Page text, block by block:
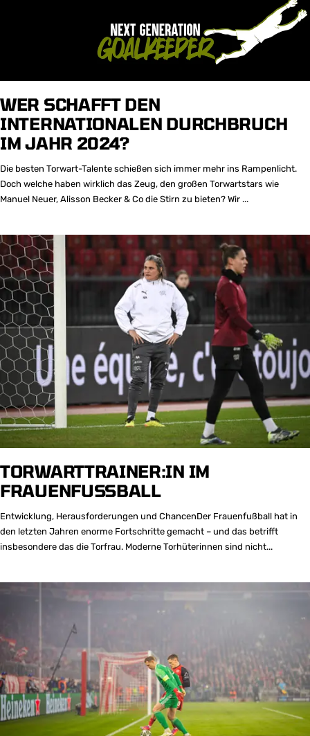
WER SCHAFFT DEN
INTERNATIONALEN DURCHBRUCH
IM JAHR 2024?
Die besten Torwart-Talente schießen sich immer mehr ins Rampenlicht.
Doch welche haben wirklich das Zeug, den großen Torwartstars wie
Manuel Neuer, Alisson Becker & Co die Stirn zu bieten? Wir ...
TORWARTTRAINER:IN IM
FRAUENFUSSBALL
Entwicklung, Herausforderungen und ChancenDer Frauenfußball hat in
den letzten Jahren enorme Fortschritte gemacht – und das betrifft
insbesondere das die Torfrau. Moderne Torhüterinnen sind nicht...